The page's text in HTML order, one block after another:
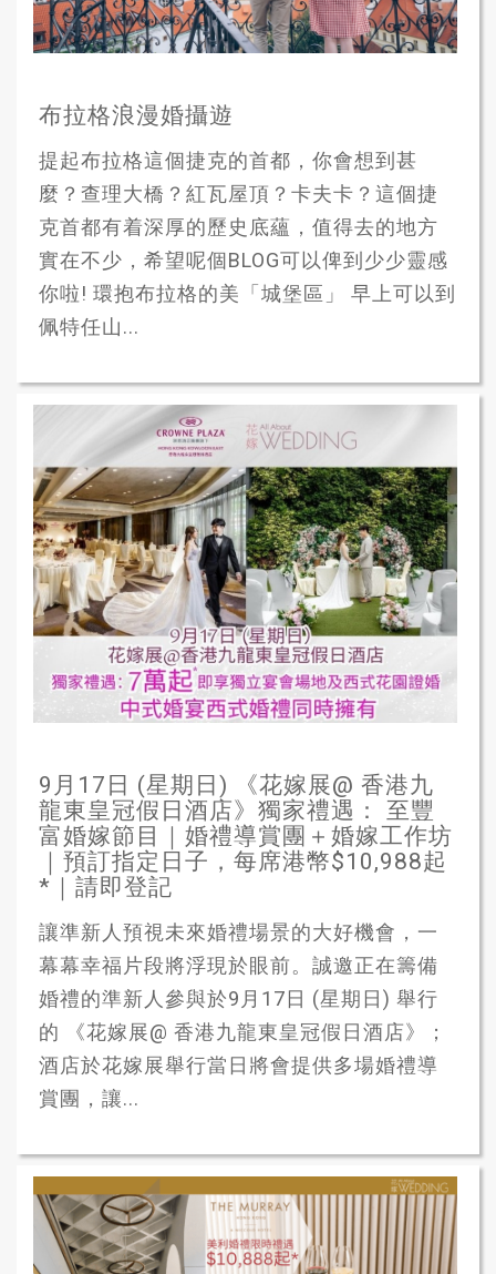
布拉格浪漫婚攝遊
提起布拉格這個捷克的首都，你會想到甚
麼？查理大橋？紅瓦屋頂？卡夫卡？這個捷
克首都有着深厚的歷史底蘊，值得去的地方
實在不少，希望呢個BLOG可以俾到少少靈感
你啦! 環抱布拉格的美「城堡區」 早上可以到
佩特任山...
9月17日 (星期日) 《花嫁展@ 香港九
龍東皇冠假日酒店》獨家禮遇： 至豐
富婚嫁節目｜婚禮導賞團＋婚嫁工作坊
｜預訂指定日子，每席港幣$10,988起
*｜請即登記
讓準新人預視未來婚禮場景的大好機會，一
幕幕幸福片段將浮現於眼前。誠邀正在籌備
婚禮的準新人參與於9月17日 (星期日) 舉行
的 《花嫁展@ 香港九龍東皇冠假日酒店》；
酒店於花嫁展舉行當日將會提供多場婚禮導
賞團，讓...